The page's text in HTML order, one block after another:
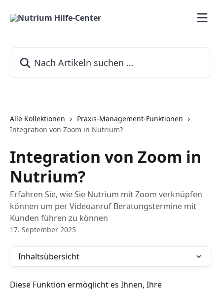
Alle Kollektionen
Praxis-Management-Funktionen
Integration von Zoom in Nutrium?
Integration von Zoom in
Nutrium?
Erfahren Sie, wie Sie Nutrium mit Zoom verknüpfen
können um per Videoanruf Beratungstermine mit
Kunden führen zu können
17. September 2025
Inhaltsübersicht
Diese Funktion ermöglicht es Ihnen, Ihre